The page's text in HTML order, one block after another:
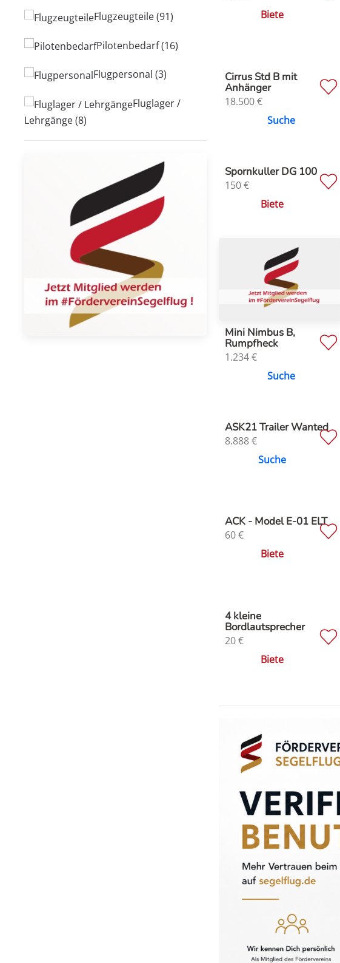
Flugzeugteile(91)
Pilotenbedarf(16)
Flugpersonal (3)
Fluglager /
Lehrgänge(8)
Biete
Cirrus Std B mit
Anhänger
18.500€
Suche
Spornkuller DG 100
150€
Biete
Mini Nimbus B,
Rumpfheck
1.234€
Suche
ASK21 Trailer Wanted
8.888€
Suche
ACK - Model E-01 ELT
60€
Biete
4 kleine
Bordlautsprecher
20€
Biete